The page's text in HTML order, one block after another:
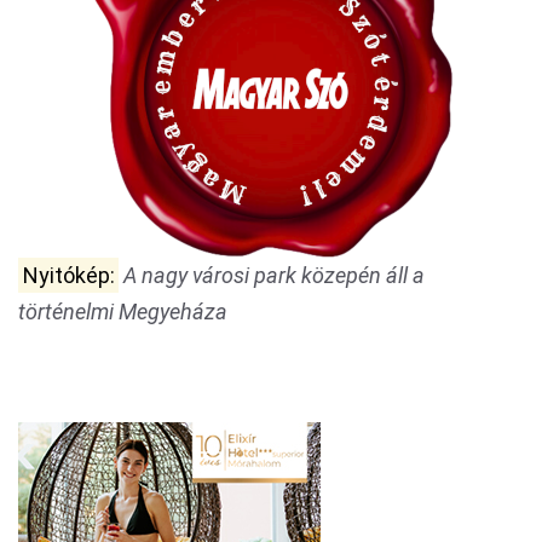
Nyitókép: A nagy városi park közepén áll a
történelmi Megyeháza